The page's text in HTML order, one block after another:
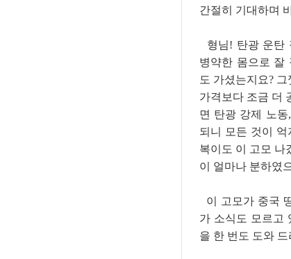
간절히 기대하며
형님! 탄광 운탄
병약한 몸으로 잘
도 가셨는지요?
가격보다 조금 더
면 탄광 강제 노
되니 모든 것이
복이도 이 고모 나
이 얼마나 분하였
이 고모가 중국
가 소식도 모르고
을 한 번도 도와